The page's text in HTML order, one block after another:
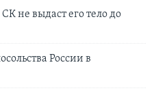
не выдаст его тело до
России в